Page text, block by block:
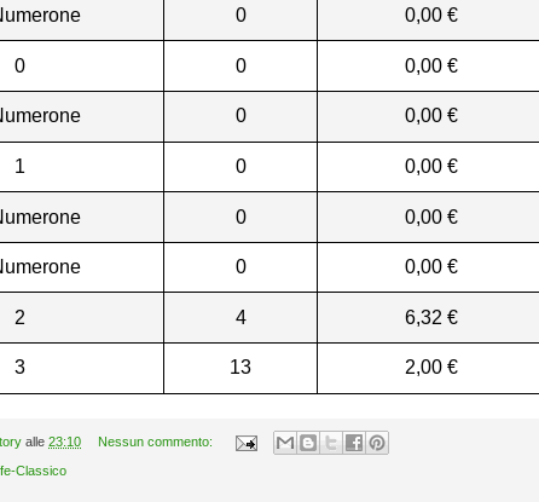
0 0,00 €
0 0 0,00 €
0 0,00 €
1 0 0,00 €
0 0,00 €
0 0,00 €
2 4 6,32 €
3 13 2,00 €
alle 23:10 Nessun commento:
Classico